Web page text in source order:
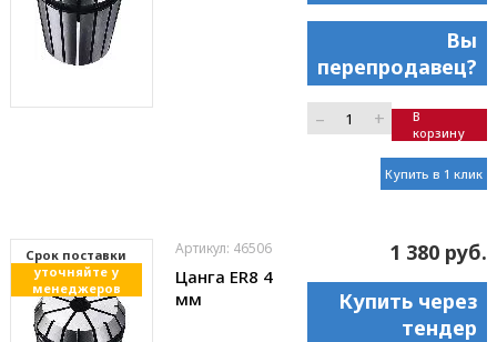
Вы
перепродавец?
– +
В
корзину
Купить в 1 клик
Cрок поставки
уточняйте у
менеджеров
Артикул: 46506
Цанга ER8 4
мм
1 380 руб.
Купить через
тендер